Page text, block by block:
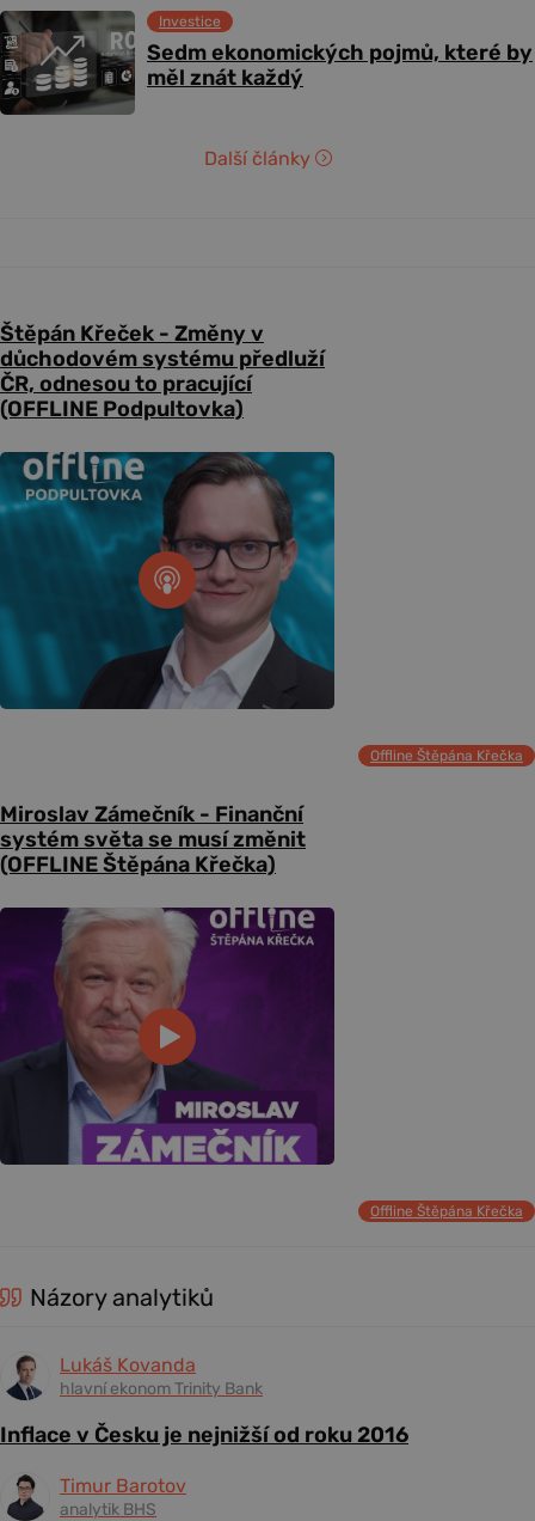
Sedm ekonomických pojmů, které by
měl znát každý
Investice
Další články
Štěpán Křeček - Změny v
důchodovém systému předluží
ČR, odnesou to pracující
(OFFLINE Podpultovka)
Offline Štěpána Křečka
Miroslav Zámečník - Finanční
systém světa se musí změnit
(OFFLINE Štěpána Křečka)
Offline Štěpána Křečka
Názory analytiků
Lukáš Kovanda
hlavní ekonom Trinity Bank
Inflace v Česku je nejnižší od roku 2016
Timur Barotov
analytik BHS